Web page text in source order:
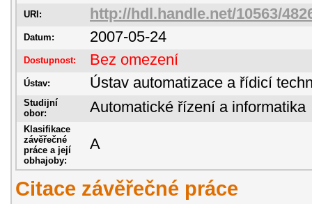
URI: http://hdl.handle.net/10563/
Datum: 2007-05-24
Dostupnost: Bez omezení
Ústav: Ústav automatizace a řídicí
Studijní
obor:
Automatické řízení a informatika
Klasifikace
závěřečné
práce a její
obhajoby:
A
Citace závěřečné práce